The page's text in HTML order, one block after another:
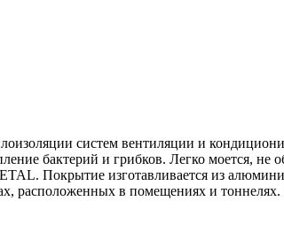
систем вентиляции и
бактерий и грибков. Легко моется, не
Покрытие изготавливается из
расположенных в помещениях и